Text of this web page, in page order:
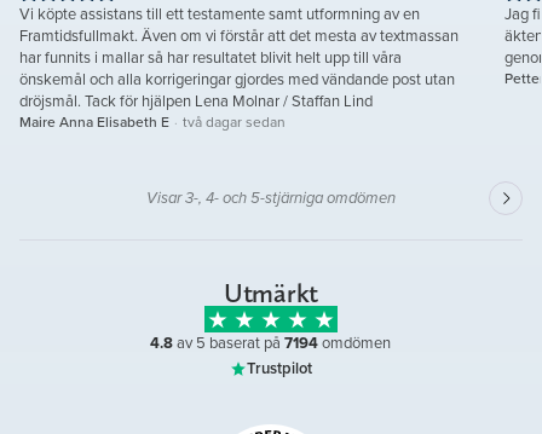
Vi köpte assistans till ett testamente samt utformning av en
Framtidsfullmakt. Även om vi förstår att det mesta av textmassan
har funnits i mallar så har resultatet blivit helt upp till våra
önskemål och alla korrigeringar gjordes med vändande post utan
dröjsmål. Tack för hjälpen Lena Molnar / Staffan Lind
Maire Anna Elisabeth E · två dagar sedan
Jag
Visar 3-, 4- och 5-stjärniga omdömen
Utmärkt
4.8av 5 baserat på7194omdömen
Trustpilot